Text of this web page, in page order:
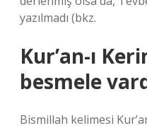
yazılmadı (bkz.
Kur’an-ı
besmele
Bismillah kelimesi